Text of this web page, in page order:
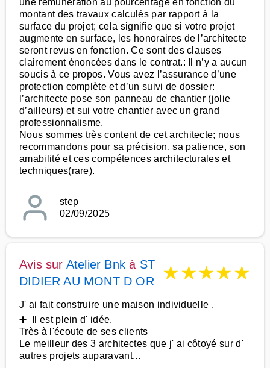
une rémunération au pourcentage en fonction du
montant des travaux calculés par rapport à la
surface du projet; cela signifie que si votre projet
augmente en surface, les honoraires de l’architecte
seront revus en fonction. Ce sont des clauses
clairement énoncées dans le contrat.: Il n’y a aucun
soucis à ce propos. Vous avez l’assurance d’une
protection complète et d’un suivi de dossier:
l’architecte pose son panneau de chantier (jolie
d’ailleurs) et sui votre chantier avec un grand
professionnalisme.
Nous sommes très content de cet architecte; nous
recommandons pour sa précision, sa patience, son
amabilité et ces compétences architecturales et
techniques(rare).
step
02/09/2025
Avis sur Atelier Bnk à ST
DIDIER AU MONT D OR
★★★★★
J' ai fait construire une maison individuelle .
➕ Il est plein d' idée.
Très à l'écoute de ses clients
Le meilleur des 3 architectes que j' ai côtoyé sur d'
autres projets auparavant...